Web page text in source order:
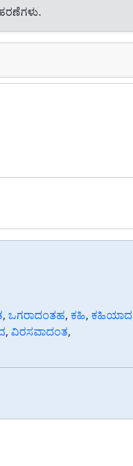
, ಒಗರಾದಂತಹ, ಕಹಿ, ಕಹಿಯಾದ
, ವಿರಸವಾದಂತ,